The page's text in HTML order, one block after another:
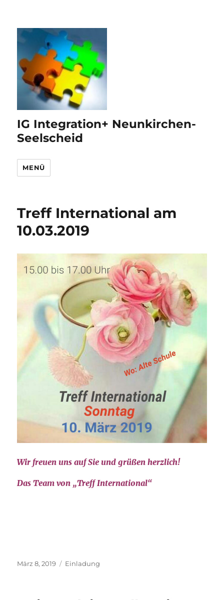
IG Integration+ Neunkirchen-
Seelscheid
MENÜ
Treff International am
10.03.2019
Wir freuen uns auf Sie und grüßen herzlich!
Das Team von „Treff International“
Veröffentlicht
März 8, 2019 Kategorien
Einladung